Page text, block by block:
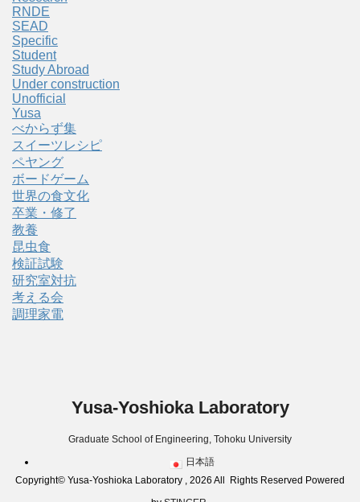
RNDE
SEAD
Specific
Student
Study Abroad
Under construction
Unofficial
Yusa
べからず集
スイーツレシピ
ペヤング
ボードゲーム
世界の食文化
卒業・修了
教養
昆虫食
検証試験
研究室対抗
考える会
調理家電
Yusa-Yoshioka Laboratory
Graduate School of Engineering, Tohoku University
日本語
Copyright© Yusa-Yoshioka Laboratory , 2026 All Rights Reserved Powered